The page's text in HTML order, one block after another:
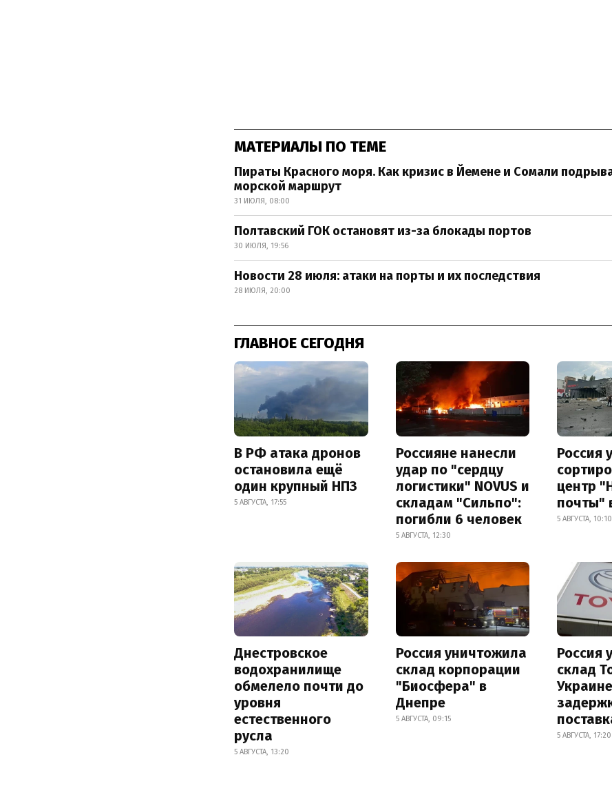
МАТЕРИАЛЫ ПО ТЕМЕ
Пираты Красного моря. Как кризис в Йемене и Сомали
морской маршрут
31 ИЮЛЯ, 08:00
Полтавский ГОК остановят из-за блокады портов
30 ИЮЛЯ, 19:56
Новости 28 июля: атаки на порты и их последствия
28 ИЮЛЯ, 20:00
ГЛАВНОЕ СЕГОДНЯ
В РФ атака дронов
остановила ещё
один крупный НПЗ
5 АВГУСТА, 17:55
Россияне нанесли
удар по "сердцу
логистики" NOVUS и
складам "Сильпо":
погибли 6 человек
5 АВГУСТА, 12:30
Россия
центр
почты"
5 АВГУСТА, 10:10
Днестровское
водохранилище
обмелело почти до
уровня
естественного
русла
5 АВГУСТА, 13:20
Россия уничтожила
склад корпорации
"Биосфера" в
Днепре
5 АВГУСТА, 09:15
Россия
склад
5 АВГУСТА, 17:20